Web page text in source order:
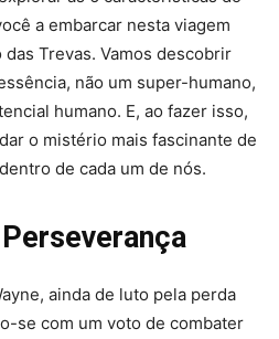
a embarcar nesta viagem
Trevas. Vamos descobrir
não um super-humano,
humano. E, ao fazer isso,
o mistério mais fascinante de
de cada um de nós.
ainda de luto pela perda
se com um voto de combater